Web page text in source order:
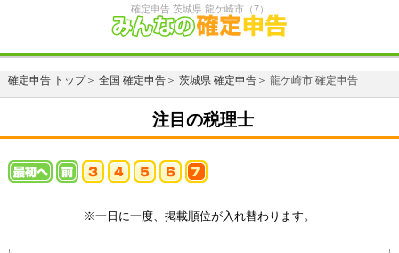
確定申告 茨城県 龍ケ崎市（7）
確定申告 トップ＞ 全国 確定申告＞ 茨城県 確定申告＞ 龍ケ崎市 確定申告
注目の税理士
※一日に一度、掲載順位が入れ替わります。